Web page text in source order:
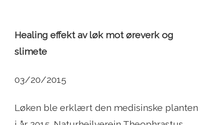
Healing effekt av løk mot øreverk og
slimete
03/20/2015
Løken ble erklært den medisinske planten